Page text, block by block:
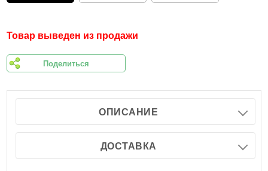
Товар выведен из продажи
Поделиться
ОПИСАНИЕ
ДОСТАВКА